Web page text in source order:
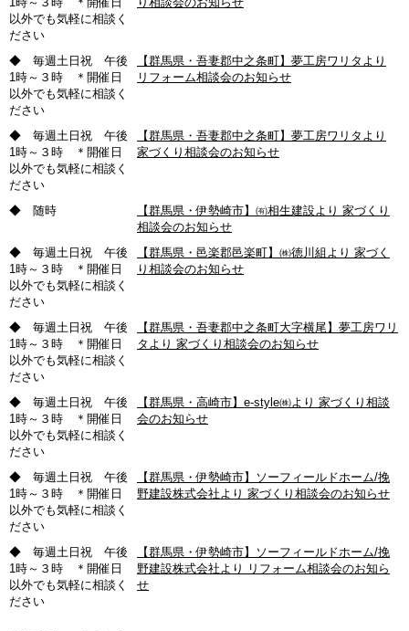
以外でも気軽に相談く
ださい
◆ 毎週土日祝 午後
1時～３時 ＊開催日
以外でも気軽に相談く
ださい
【群馬県・吾妻郡中之条町】夢工房ワリタより
リフォーム相談会のお知らせ
◆ 毎週土日祝 午後
1時～３時 ＊開催日
以外でも気軽に相談く
ださい
【群馬県・吾妻郡中之条町】夢工房ワリタより
家づくり相談会のお知らせ
◆ 随時
【群馬県・伊勢崎市】㈲相生建設より 家づくり
相談会のお知らせ
◆ 毎週土日祝 午後
1時～３時 ＊開催日
以外でも気軽に相談く
ださい
【群馬県・邑楽郡邑楽町】㈱徳川組より 家づく
り相談会のお知らせ
◆ 毎週土日祝 午後
1時～３時 ＊開催日
以外でも気軽に相談く
ださい
【群馬県・吾妻郡中之条町大字横尾】夢工房ワリ
タより 家づくり相談会のお知らせ
◆ 毎週土日祝 午後
1時～３時 ＊開催日
以外でも気軽に相談く
ださい
【群馬県・高崎市】e-style㈱より 家づくり相談
会のお知らせ
◆ 毎週土日祝 午後
1時～３時 ＊開催日
以外でも気軽に相談く
ださい
【群馬県・伊勢崎市】ソーフィールドホーム/挽
野建設株式会社より 家づくり相談会のお知らせ
◆ 毎週土日祝 午後
1時～３時 ＊開催日
以外でも気軽に相談く
ださい
【群馬県・伊勢崎市】ソーフィールドホーム/挽
野建設株式会社より リフォーム相談会のお知ら
せ